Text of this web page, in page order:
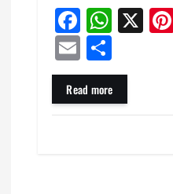
Fa
ce
bo
ok
W
ha
ts
A
pp
X
E
m
ail
Sh
ar
e
Read more